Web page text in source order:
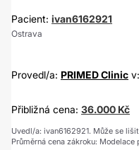
Pacient: ivan6162921
Ostrava
Provedl/a: PRIMED Clinic
Přibližná cena: 36.000 Kč
Uvedl/a: ivan6162921. Může se
Průměrná cena zákroku: